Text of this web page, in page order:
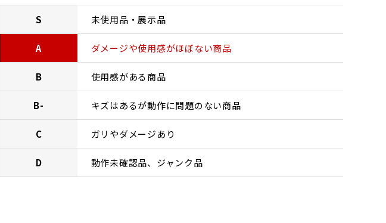
S 未使用品・展示品
A ダメージや使用感がほぼない商品
B 使用感がある商品
B- キズはあるが動作に問題のない商品
C ガリやダメージあり
D 動作未確認品、ジャンク品